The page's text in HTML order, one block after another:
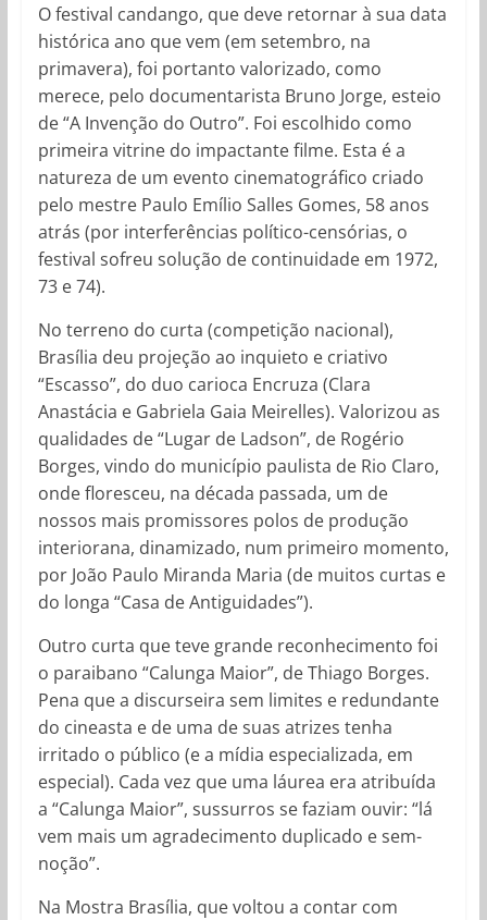
O festival candango, que deve retornar à sua data
histórica ano que vem (em setembro, na
primavera), foi portanto valorizado, como
merece, pelo documentarista Bruno Jorge, esteio
de “A Invenção do Outro”. Foi escolhido como
primeira vitrine do impactante filme. Esta é a
natureza de um evento cinematográfico criado
pelo mestre Paulo Emílio Salles Gomes, 58 anos
atrás (por interferências político-censórias, o
festival sofreu solução de continuidade em 1972,
73 e 74).
No terreno do curta (competição nacional),
Brasília deu projeção ao inquieto e criativo
“Escasso”, do duo carioca Encruza (Clara
Anastácia e Gabriela Gaia Meirelles). Valorizou as
qualidades de “Lugar de Ladson”, de Rogério
Borges, vindo do município paulista de Rio Claro,
onde floresceu, na década passada, um de
nossos mais promissores polos de produção
interiorana, dinamizado, num primeiro momento,
por João Paulo Miranda Maria (de muitos curtas e
do longa “Casa de Antiguidades”).
Outro curta que teve grande reconhecimento foi
o paraibano “Calunga Maior”, de Thiago Borges.
Pena que a discurseira sem limites e redundante
do cineasta e de uma de suas atrizes tenha
irritado o público (e a mídia especializada, em
especial). Cada vez que uma láurea era atribuída
a “Calunga Maior”, sussurros se faziam ouvir: “lá
vem mais um agradecimento duplicado e sem-
noção”.
Na Mostra Brasília, que voltou a contar com